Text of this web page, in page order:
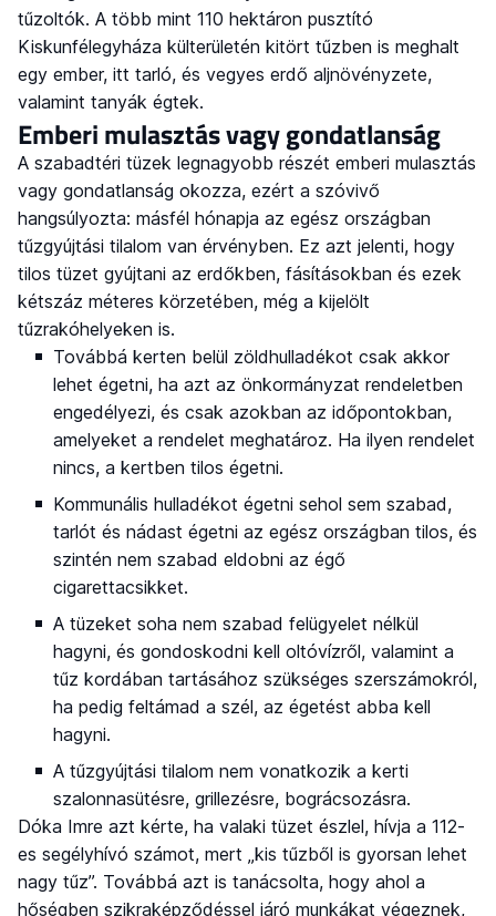
tűzoltók. A több mint 110 hektáron pusztító
Kiskunfélegyháza külterületén kitört tűzben is meghalt
egy ember, itt tarló, és vegyes erdő aljnövényzete,
valamint tanyák égtek.
Emberi mulasztás vagy gondatlanság
A szabadtéri tüzek legnagyobb részét emberi mulasztás
vagy gondatlanság okozza, ezért a szóvivő
hangsúlyozta: másfél hónapja az egész országban
tűzgyújtási tilalom van érvényben. Ez azt jelenti, hogy
tilos tüzet gyújtani az erdőkben, fásításokban és ezek
kétszáz méteres körzetében, még a kijelölt
tűzrakóhelyeken is.
Továbbá kerten belül zöldhulladékot csak akkor
lehet égetni, ha azt az önkormányzat rendeletben
engedélyezi, és csak azokban az időpontokban,
amelyeket a rendelet meghatároz. Ha ilyen rendelet
nincs, a kertben tilos égetni.
Kommunális hulladékot égetni sehol sem szabad,
tarlót és nádast égetni az egész országban tilos, és
szintén nem szabad eldobni az égő
cigarettacsikket.
A tüzeket soha nem szabad felügyelet nélkül
hagyni, és gondoskodni kell oltóvízről, valamint a
tűz kordában tartásához szükséges szerszámokról,
ha pedig feltámad a szél, az égetést abba kell
hagyni.
A tűzgyújtási tilalom nem vonatkozik a kerti
szalonnasütésre, grillezésre, bográcsozásra.
Dóka Imre azt kérte, ha valaki tüzet észlel, hívja a 112-
es segélyhívó számot, mert „kis tűzből is gyorsan lehet
nagy tűz”. Továbbá azt is tanácsolta, hogy ahol a
hőségben szikraképződéssel járó munkákat végeznek,